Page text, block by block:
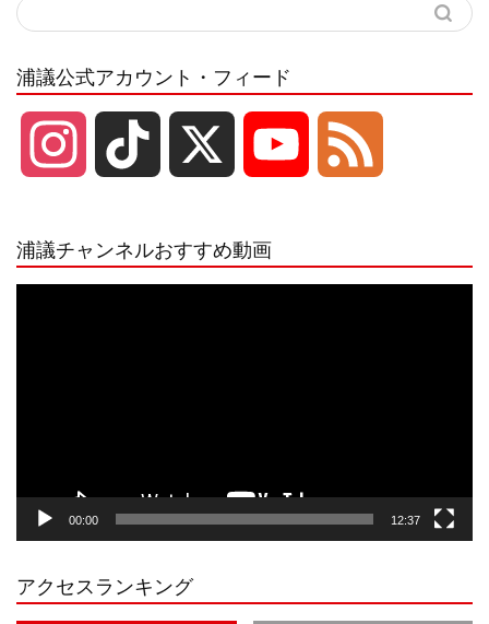
浦議公式アカウント・フィード
r
a
e
C
浦議チャンネルおすすめ動画
00:00 12:37
アクセスランキング